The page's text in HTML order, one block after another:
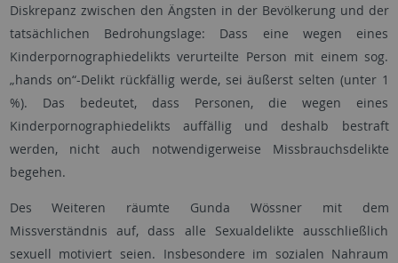
Diskrepanz zwischen den Ängsten in der Bevölkerung und der
tatsächlichen Bedrohungslage: Dass eine wegen eines
Kinderpornographiedelikts verurteilte Person mit einem sog.
„hands on“-Delikt rückfällig werde, sei äußerst selten (unter 1
%). Das bedeutet, dass Personen, die wegen eines
Kinderpornographiedelikts auffällig und deshalb bestraft
werden, nicht auch notwendigerweise Missbrauchsdelikte
begehen.
Des Weiteren räumte Gunda Wössner mit dem
Missverständnis auf, dass alle Sexualdelikte ausschließlich
sexuell motiviert seien. Insbesondere im sozialen Nahraum